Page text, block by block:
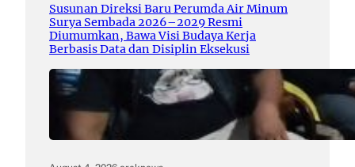
Susunan Direksi Baru Perumda Air Minum
Surya Sembada 2026–2029 Resmi
Diumumkan, Bawa Visi Budaya Kerja
Berbasis Data dan Disiplin Eksekusi